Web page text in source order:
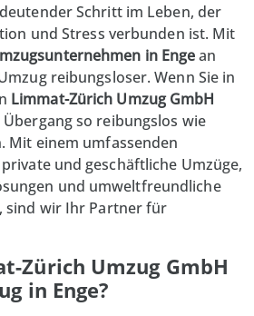
Schritt im Leben, der
und Stress verbunden ist. Mit
in Engean
reibungsloser. Wenn Sie in
Limmat-Zürich Umzug GmbH
so reibungslos wie
Mit einem umfassenden
private und geschäftliche Umzüge,
und umweltfreundliche
sind wir Ihr Partner für
Zürich Umzug GmbH
in Enge?